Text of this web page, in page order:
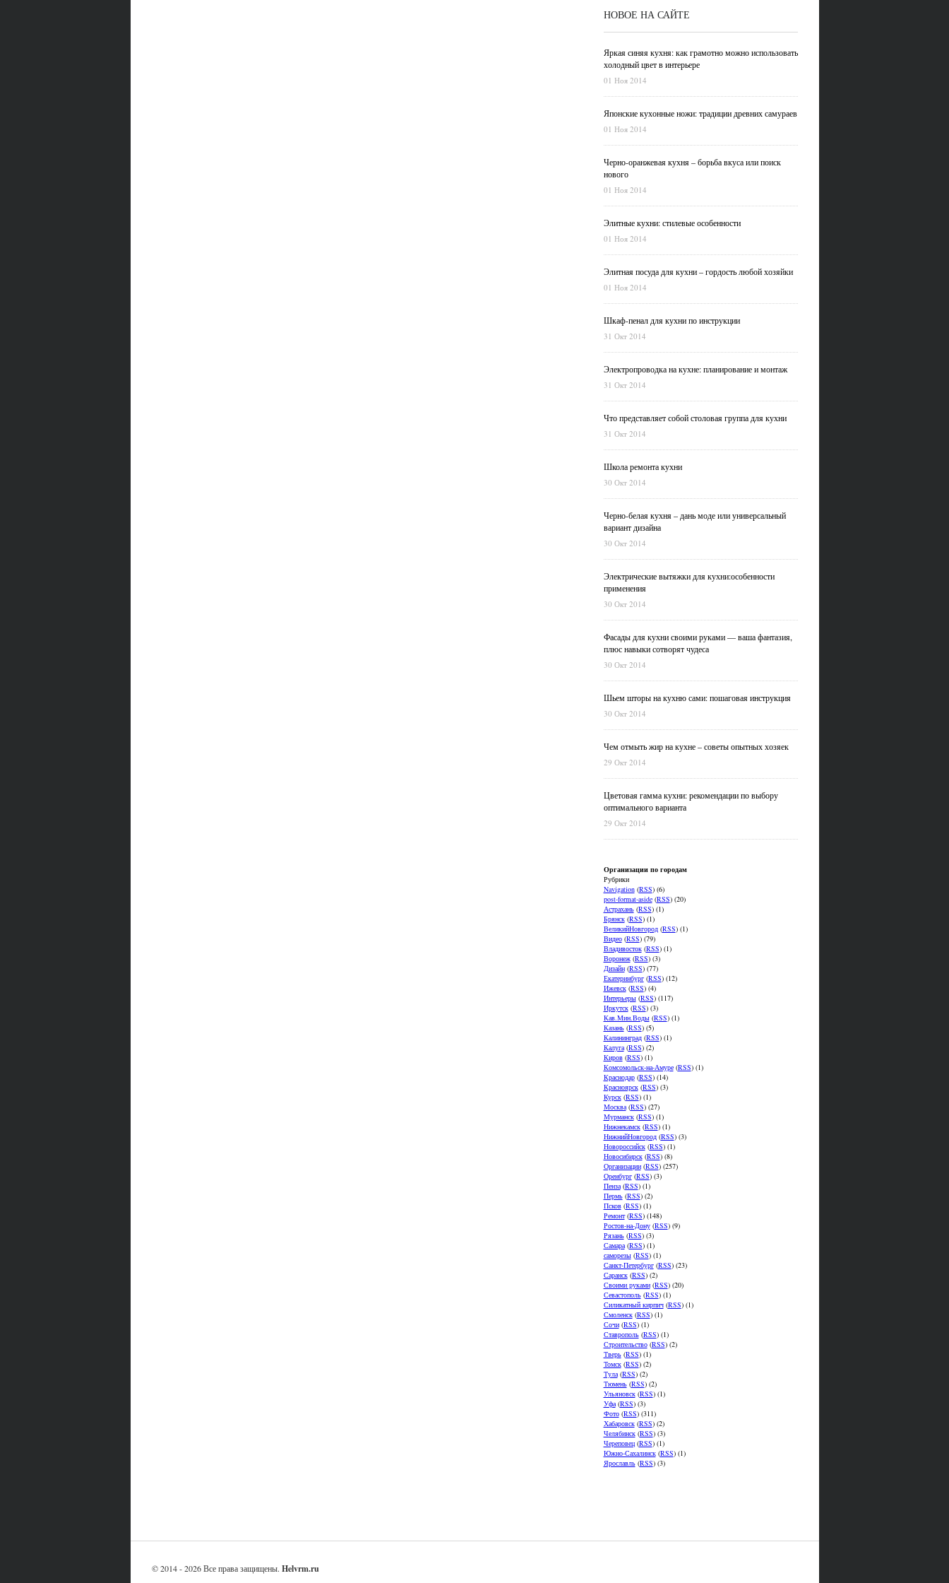
НОВОЕ НА САЙТЕ
Яркая синяя кухня: как грамотно можно использовать
холодный цвет в интерьере
01 Ноя 2014
Японские кухонные ножи: традиции древних самураев
01 Ноя 2014
Черно-оранжевая кухня – борьба вкуса или поиск
нового
01 Ноя 2014
Элитные кухни: стилевые особенности
01 Ноя 2014
Элитная посуда для кухни – гордость любой хозяйки
01 Ноя 2014
Шкаф-пенал для кухни по инструкции
31 Окт 2014
Электропроводка на кухне: планирование и монтаж
31 Окт 2014
Что представляет собой столовая группа для кухни
31 Окт 2014
Школа ремонта кухни
30 Окт 2014
Черно-белая кухня – дань моде или универсальный
вариант дизайна
30 Окт 2014
Электрические вытяжки для кухни:особенности
применения
30 Окт 2014
Фасады для кухни своими руками — ваша фантазия,
плюс навыки сотворят чудеса
30 Окт 2014
Шьем шторы на кухню сами: пошаговая инструкция
30 Окт 2014
Чем отмыть жир на кухне – советы опытных хозяек
29 Окт 2014
Цветовая гамма кухни: рекомендации по выбору
оптимального варианта
29 Окт 2014
Организации по городам
Рубрики
Navigation(RSS) (6)
post-format-aside(RSS) (20)
Астрахань(RSS) (1)
Брянск(RSS) (1)
ВеликийНовгород(RSS) (1)
Видео(RSS) (79)
Владивосток(RSS) (1)
Воронеж(RSS) (3)
Дизайн(RSS) (77)
Екатеринбург(RSS) (12)
Ижевск(RSS) (4)
Интерьеры(RSS) (117)
Иркутск(RSS) (3)
Кав.Мин.Воды(RSS) (1)
Казань(RSS) (5)
Калининград(RSS) (1)
Калуга(RSS) (2)
Киров(RSS) (1)
Комсомольск-на-Амуре(RSS) (1)
Краснодар(RSS) (14)
Красноярск(RSS) (3)
Курск(RSS) (1)
Москва(RSS) (27)
Мурманск(RSS) (1)
Нижнекамск(RSS) (1)
НижнийНовгород(RSS) (3)
Новороссийск(RSS) (1)
Новосибирск(RSS) (8)
Организации(RSS) (257)
Оренбург(RSS) (3)
Пенза(RSS) (1)
Пермь(RSS) (2)
Псков(RSS) (1)
Ремонт(RSS) (148)
Ростов-на-Дону(RSS) (9)
Рязань(RSS) (3)
Самара(RSS) (1)
саморезы(RSS) (1)
Санкт-Петербург(RSS) (23)
Саранск(RSS) (2)
Своими руками(RSS) (20)
Севастополь(RSS) (1)
Силикатный кирпич(RSS) (1)
Смоленск(RSS) (1)
Сочи(RSS) (1)
Ставрополь(RSS) (1)
Строительство(RSS) (2)
Тверь(RSS) (1)
Томск(RSS) (2)
Тула(RSS) (2)
Тюмень(RSS) (2)
Ульяновск(RSS) (1)
Уфа(RSS) (3)
Фото(RSS) (311)
Хабаровск(RSS) (2)
Челябинск(RSS) (3)
Череповец(RSS) (1)
Южно-Сахалинск(RSS) (1)
Ярославль(RSS) (3)
© 2014 - 2026 Все права защищены. Helvrm.ru